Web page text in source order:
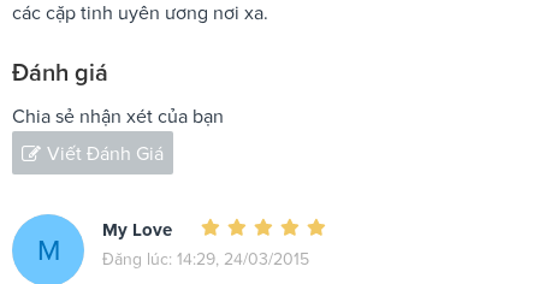
các cặp tinh uyên ương nơi xa.
Đánh giá
Chia sẻ nhận xét của bạn
Viết Đánh Giá
M
My Love
Đăng lúc: 14:29, 24/03/2015